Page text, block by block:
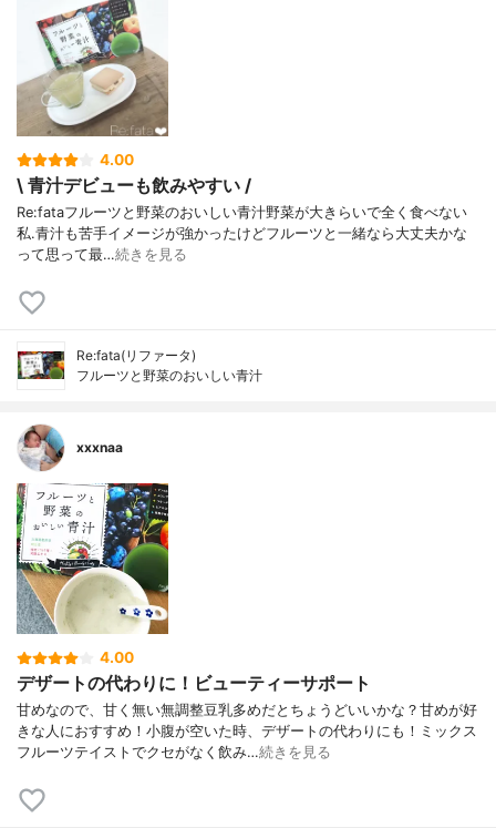
4.00
\ 青汁デビューも飲みやすい /
Re:fata フルーツと野菜のおいしい青汁 野菜が大きらいで全く食べない
私. 青汁も苦手イメージが強かったけど フルーツと一緒なら大丈夫かな
って 思って最…続きを見る
Re:fata(リファータ)
フルーツと野菜のおいしい青汁
xxxnaa
4.00
デザートの代わりに！ビューティーサポート
甘めなので、甘く無い無調整豆乳多めだとちょうどいいかな？甘めが好
きな人におすすめ！小腹が空いた時、デザートの代わりにも！ミックス
フルーツテイストでクセがなく飲み…続きを見る